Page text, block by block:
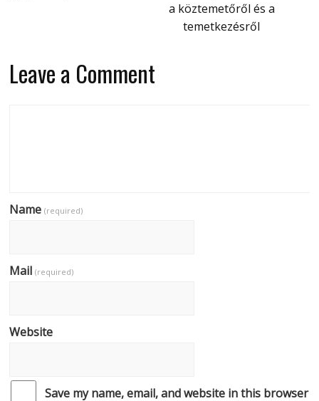
a köztemetőről és a
temetkezésről
Leave a Comment
Name(required)
Mail(required)
Website
Save my name, email, and website in this browser